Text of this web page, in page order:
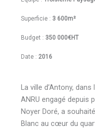
Superficie : 3 600m²
Budget : 350 000€HT
Date : 2016
La ville d’Antony,
ANRU engagé depuis
Noyer Doré, a
Blanc au cœur du